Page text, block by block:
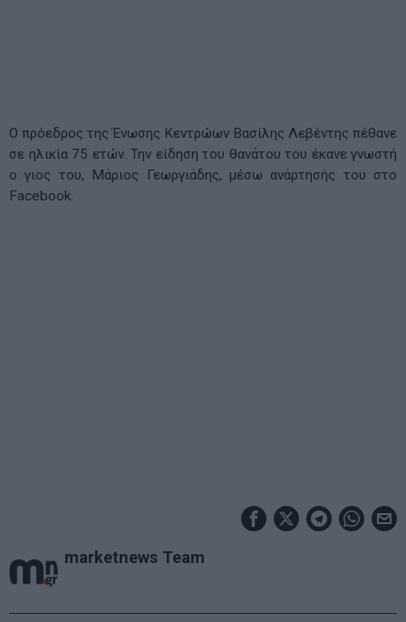
Ο πρόεδρος της Ένωσης Κεντρώων Βασίλης Λεβέντης πέθανε
σε ηλικία 75 ετών. Την είδηση του θανάτου του έκανε γνωστή
ο γιος του, Μάριος Γεωργιάδης, μέσω ανάρτησής του στο
Facebook.
marketnews Team